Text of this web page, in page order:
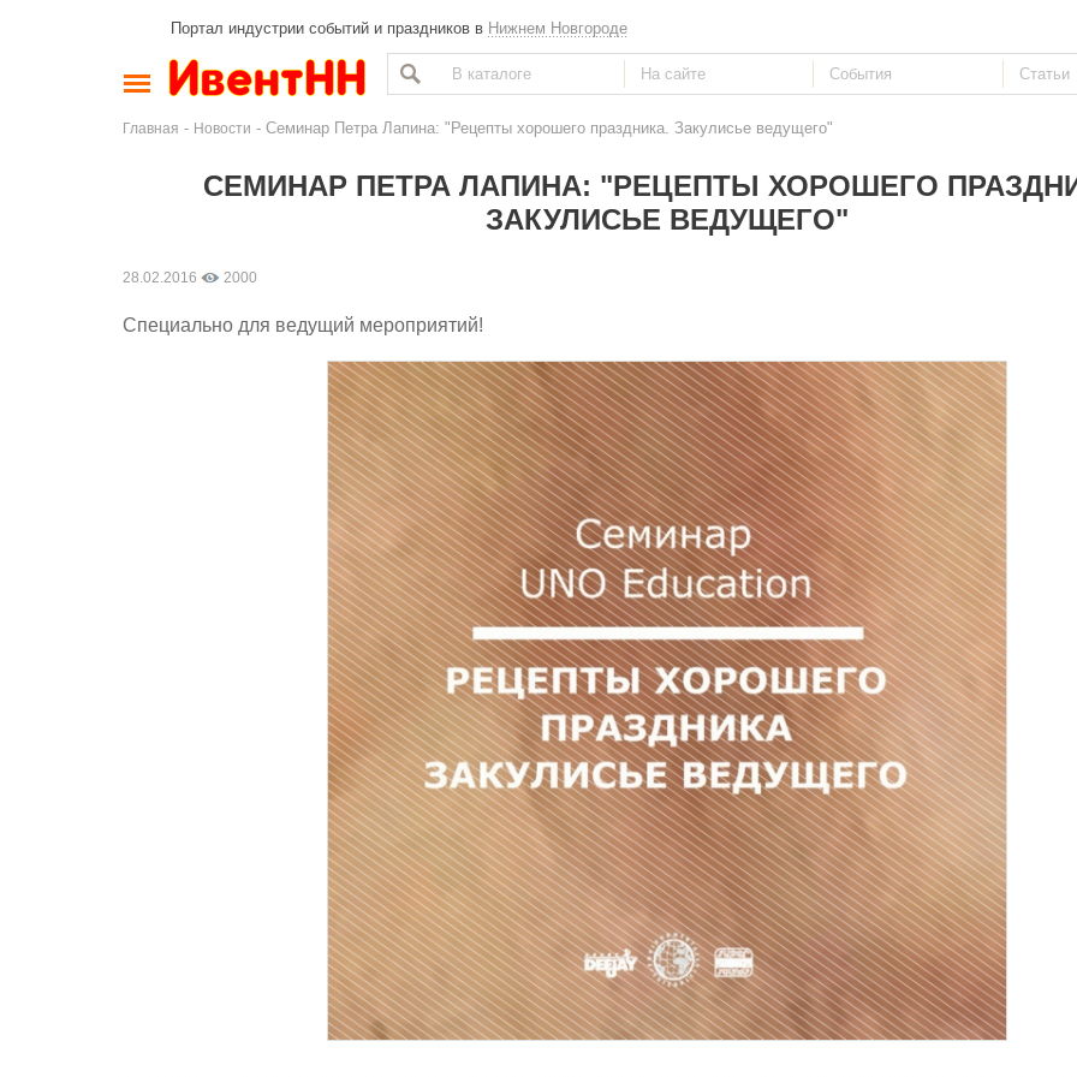
Портал индустрии событий и праздников в Нижнем Новгороде
Главная - Новости - Семинар Петра Лапина: "Рецепты хорошего праздника. Закулисье ведущего"
СЕМИНАР ПЕТРА ЛАПИНА: "РЕЦЕПТЫ ХОРОШЕГО
ЗАКУЛИСЬЕ ВЕДУЩЕГО"
28.02.2016 2000
Специально для ведущий мероприятий!